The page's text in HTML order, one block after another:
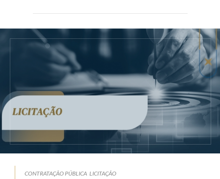
CONTRATAÇÃO PÚBLICA LICITAÇÃO